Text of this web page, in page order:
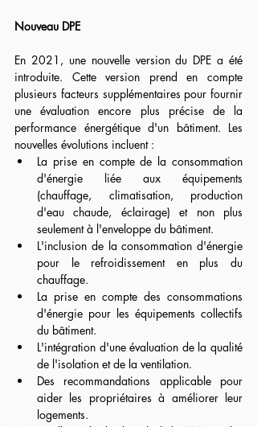
Nouveau DPE
En 2021, une nouvelle version du DPE a été
introduite. Cette version prend en compte
plusieurs facteurs supplémentaires pour fournir
une évaluation encore plus précise de la
performance énergétique d'un bâtiment. Les
nouvelles évolutions incluent :
La prise en compte de la consommation
d'énergie liée aux équipements
(chauffage, climatisation, production
d'eau chaude, éclairage) et non plus
seulement à l'enveloppe du bâtiment.
L'inclusion de la consommation d'énergie
pour le refroidissement en plus du
chauffage.
La prise en compte des consommations
d'énergie pour les équipements collectifs
du bâtiment.
L'intégration d'une évaluation de la qualité
de l'isolation et de la ventilation.
Des recommandations applicable pour
aider les propriétaires à améliorer leur
logements.